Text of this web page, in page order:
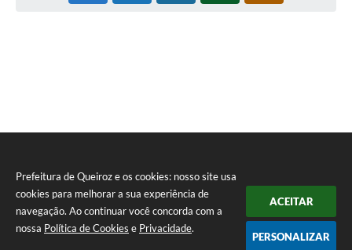
Prefeitura de Queiroz e os cookies: nosso site usa
cookies para melhorar a sua experiência de
navegação. Ao continuar você concorda com a
nossa Política de Cookies e Privacidade.
ACEITAR
PERSONALIZAR